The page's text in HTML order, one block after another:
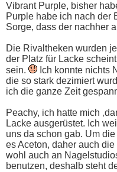
Vibrant Purple, bisher
Purple habe ich nach der
Sorge, dass der nachher
Die Rivaltheken wurden
der Platz für Lacke
sein.
Ich konnte nichts
die so stark dezimiert
ich die ganze Zeit
Peachy, ich hatte mich
Lacke ausgerüstet. Ich
uns da schon gab. Um
es Aceton, daher auch
wohl auch an
benutzen, deshalb steht